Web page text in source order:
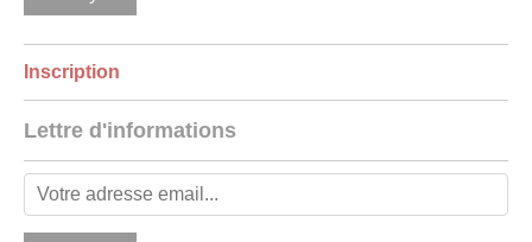
Inscription
Lettre d'informations